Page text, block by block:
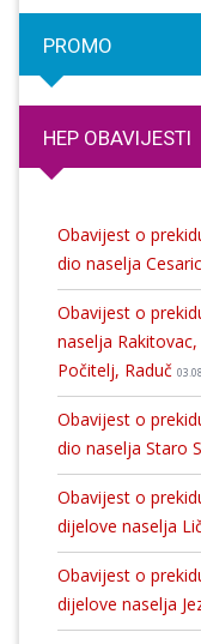
PROMO
HEP OBAVIJESTI
Obavijest o
dio naselja
Obavijest o
naselja
Počitelj, Raduč
Obavijest o
dio naselja Staro
Obavijest o
dijelove naselja
Obavijest o
dijelove naselja